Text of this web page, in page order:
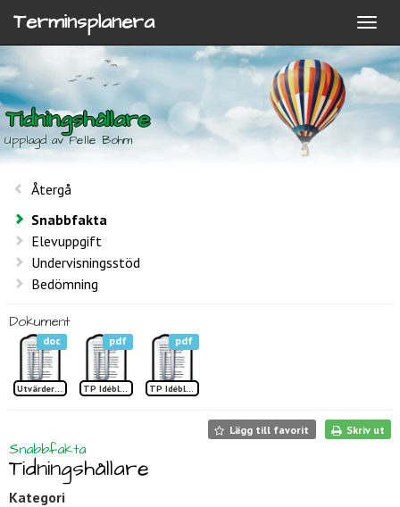
Terminsplanera
Tidningshållare
Upplagd av Pelle Bohm
Återgå
Snabbfakta
Elevuppgift
Undervisningsstöd
Bedömning
Dokument
doc
Utvärdering Tidningshållare
pdf
TP Idéblad sid 1 Tidningshållare
pdf
TP Idéblad sid 2 Tidningshållare
Lägg till favorit Skriv ut
Snabbfakta
Tidningshållare
Kategori